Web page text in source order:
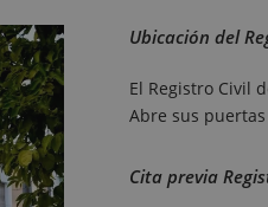
Ubicación del
El Registro Civil
Abre sus
Cita previa